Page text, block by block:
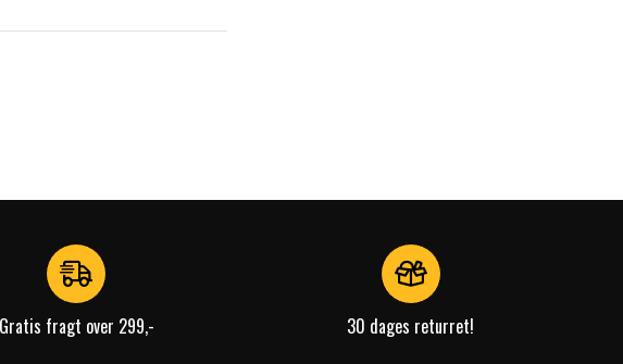
Gratis fragt over 299,- 30 dages returret!